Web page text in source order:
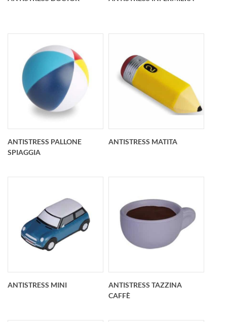
Antistress doctor
personalizzato
102x64x37 mm
Antistress infermiera
personalizzato
112x44x25 mm
Antistress pallone
spiaggia
mm
ANTISTRESS PALLONE
SPIAGGIA
Antistress matita
personalizzato O 36
ANTISTRESS MATITA
ANTISTRESS MINI
ANTISTRESS TAZZINA
CAFFÈ